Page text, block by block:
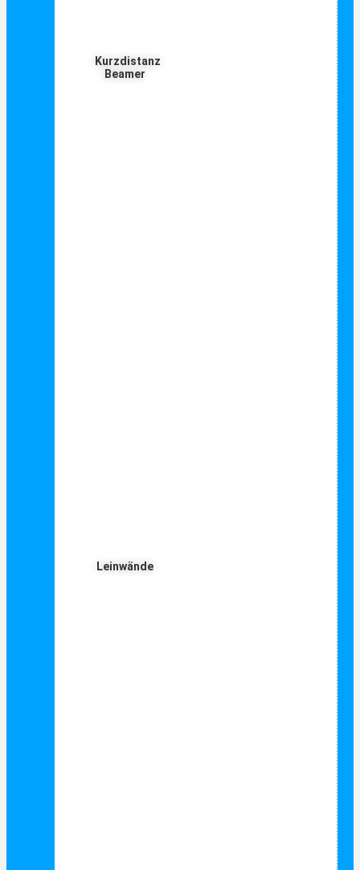
Kurzdistanz
Beamer
Leinwände